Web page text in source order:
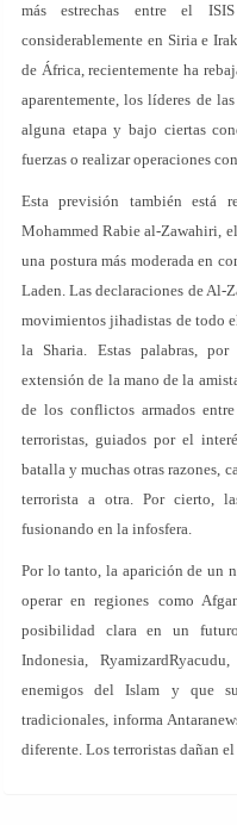
más estrechas entre el
considerablemente en Siria e
de África, recientemente ha
aparentemente, los líderes de
alguna etapa y bajo ciertas
fuerzas o realizar operaciones
Esta previsión también está
Mohammed Rabie al-Zawahiri,
una postura más moderada en
Laden. Las declaraciones de Al-
movimientos jihadistas de todo
la Sharia. Estas palabras,
extensión de la mano de la
de los conflictos armados
terroristas, guiados por el
batalla y muchas otras razones,
terrorista a otra. Por cierto,
fusionando en la infosfera.
Por lo tanto, la aparición de un
operar en regiones como
posibilidad clara en un
Indonesia,
enemigos del Islam y que
tradicionales, informa
diferente. Los terroristas dañan